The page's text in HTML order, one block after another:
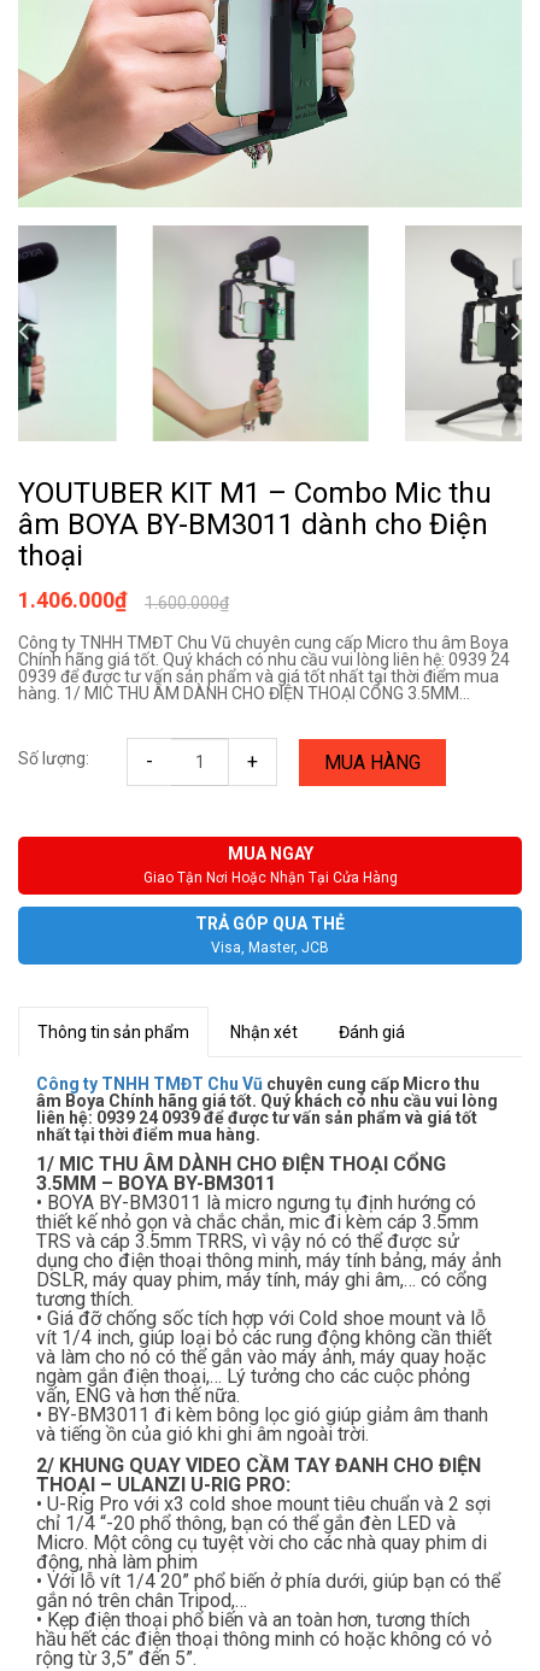
YOUTUBER KIT M1 – Combo Mic thu
âm BOYA BY-BM3011 dành cho Điện
thoại
1.600.000₫
1.406.000₫
Công ty TNHH TMĐT Chu Vũ chuyên cung cấp Micro thu âm Boya
Chính hãng giá tốt. Quý khách có nhu cầu vui lòng liên hệ: 0939 24
0939 để được tư vấn sản phẩm và giá tốt nhất tại thời điểm mua
hàng. 1/ MIC THU ÂM DÀNH CHO ĐIỆN THOẠI CỔNG 3.5MM...
Số lượng: - + MUA HÀNG
MUA NGAY
Giao Tận Nơi Hoặc Nhận Tại Cửa Hàng
TRẢ GÓP QUA THẺ
Visa, Master, JCB
Thông tin sản phẩm Nhận xét Đánh giá
Công ty TNHH TMĐT Chu Vũ chuyên cung cấp Micro thu
âm Boya Chính hãng giá tốt. Quý khách có nhu cầu vui lòng
liên hệ: 0939 24 0939 để được tư vấn sản phẩm và giá tốt
nhất tại thời điểm mua hàng.
1/ MIC THU ÂM DÀNH CHO ĐIỆN THOẠI CỔNG
3.5MM – BOYA BY-BM3011
• BOYA BY-BM3011 là micro ngưng tụ định hướng có
thiết kế nhỏ gọn và chắc chắn, mic đi kèm cáp 3.5mm
TRS và cáp 3.5mm TRRS, vì vậy nó có thể được sử
dụng cho điện thoại thông minh, máy tính bảng, máy ảnh
DSLR, máy quay phim, máy tính, máy ghi âm,… có cổng
tương thích.
• Giá đỡ chống sốc tích hợp với Cold shoe mount và lỗ
vít 1/4 inch, giúp loại bỏ các rung động không cần thiết
và làm cho nó có thể gắn vào máy ảnh, máy quay hoặc
ngàm gắn điện thoại,… Lý tưởng cho các cuộc phỏng
vấn, ENG và hơn thế nữa.
• BY-BM3011 đi kèm bông lọc gió giúp giảm âm thanh
và tiếng ồn của gió khi ghi âm ngoài trời.
2/ KHUNG QUAY VIDEO CẦM TAY ĐANH CHO ĐIỆN
THOẠI – ULANZI U-RIG PRO:
• U-Rig Pro với x3 cold shoe mount tiêu chuẩn và 2 sợi
chỉ 1/4 “-20 phổ thông, bạn có thể gắn đèn LED và
Micro. Một công cụ tuyệt vời cho các nhà quay phim di
động, nhà làm phim
• Với lỗ vít 1/4 20” phổ biến ở phía dưới, giúp bạn có thể
gắn nó trên chân Tripod,…
• Kẹp điện thoại phổ biến và an toàn hơn, tương thích
hầu hết các điện thoại thông minh có hoặc không có vỏ
rộng từ 3,5” đến 5”.